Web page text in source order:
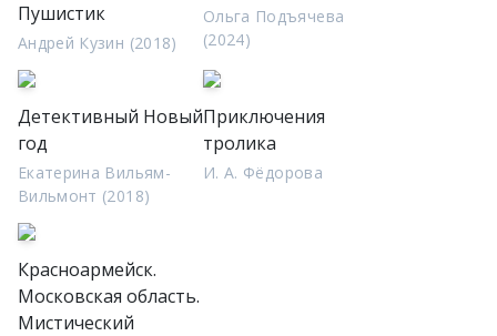
Пушистик
Андрей Кузин (2018)
Ольга Подъячева
(2024)
Детективный Новый
год
Екатерина Вильям-
Вильмонт (2018)
Приключения
тролика
И. А. Фёдорова
Красноармейск.
Московская область.
Мистический